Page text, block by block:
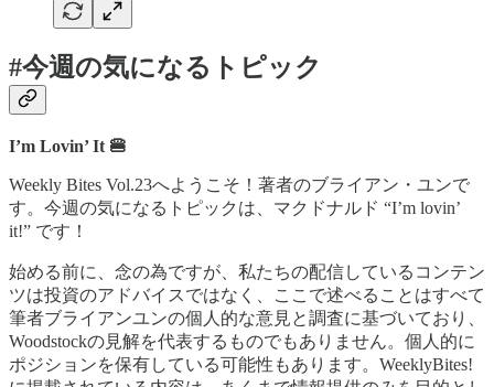
#今週の気になるトピック
I’m Lovin’ It 🍔
Weekly Bites Vol.23へようこそ！著者のブライアン・ユンで
す。今週の気になるトピックは、マクドナルド “I’m lovin’
it!” です！
始める前に、念の為ですが、私たちの配信しているコンテン
ツは投資のアドバイスではなく、ここで述べることはすべて
筆者ブライアンユンの個人的な意見と調査に基づいており、
Woodstockの見解を代表するものでもありません。個人的に
ポジションを保有している可能性もあります。WeeklyBites!